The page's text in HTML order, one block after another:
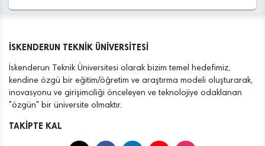
İSKENDERUN TEKNİK ÜNİVERSİTESİ
İskenderun Teknik Üniversitesi olarak bizim temel hedefimiz,
kendine özgü bir eğitim/öğretim ve araştırma modeli oluşturarak,
inovasyonu ve girişimciliği önceleyen ve teknolojiye odaklanan
"özgün" bir üniversite olmaktır.
TAKİPTE KAL